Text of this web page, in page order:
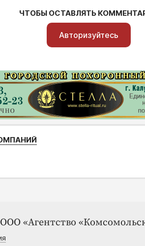
ЧТОБЫ ОСТАВЛЯТЬ
Авторизуйтесь
«Агентство